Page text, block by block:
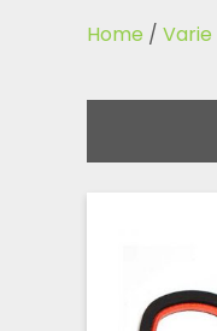
Home / Varie